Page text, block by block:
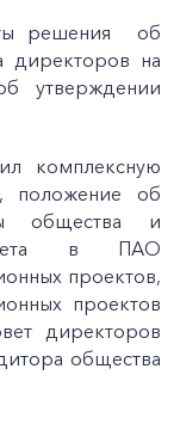
решения об
директоров на
утверждении
комплексную
положение об
общества и
в ПАО
проектов,
проектов
директоров
общества